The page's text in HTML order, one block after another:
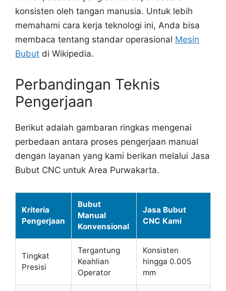
konsisten oleh tangan manusia. Untuk lebih
memahami cara kerja teknologi ini, Anda bisa
membaca tentang standar operasional Mesin
Bubut di Wikipedia.
Perbandingan Teknis
Pengerjaan
Berikut adalah gambaran ringkas mengenai
perbedaan antara proses pengerjaan manual
dengan layanan yang kami berikan melalui Jasa
Bubut CNC untuk Area Purwakarta.
Kriteria
Pengerjaan
Bubut
Manual
Konvensional
Jasa Bubut
CNC Kami
Tingkat
Presisi
Tergantung
Keahlian
Operator
Konsisten
hingga 0.005
mm